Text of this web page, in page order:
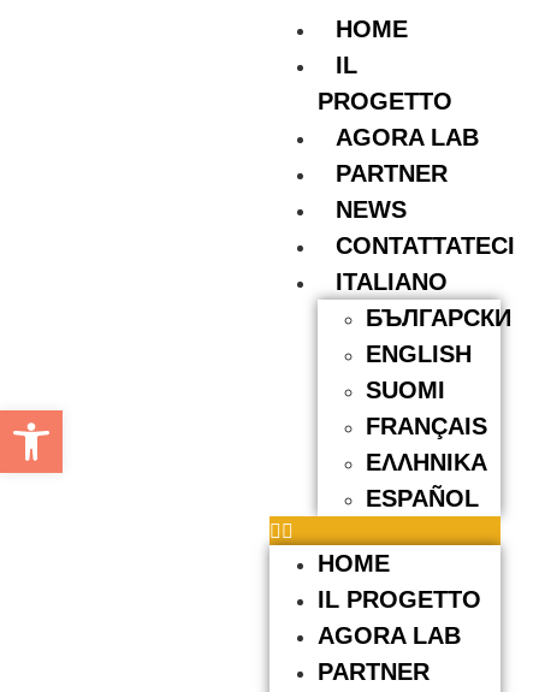
HOME
IL
PROGETTO
AGORA LAB
PARTNER
NEWS
CONTATTATECI
ITALIANO
БЪЛГАРСКИ
ENGLISH
SUOMI
FRANÇAIS
ΕΛΛΗΝΙΚΆ
ESPAÑOL
HOME
IL PROGETTO
AGORA LAB
PARTNER
Apri la barra degli strumenti